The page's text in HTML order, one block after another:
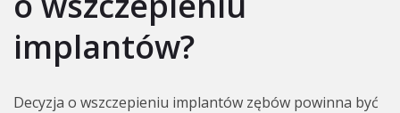
implantów?
Decyzja o wszczepieniu implantów zębów powinna być